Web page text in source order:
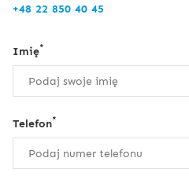
+48 22 850 40 45
Imię*
Telefon*